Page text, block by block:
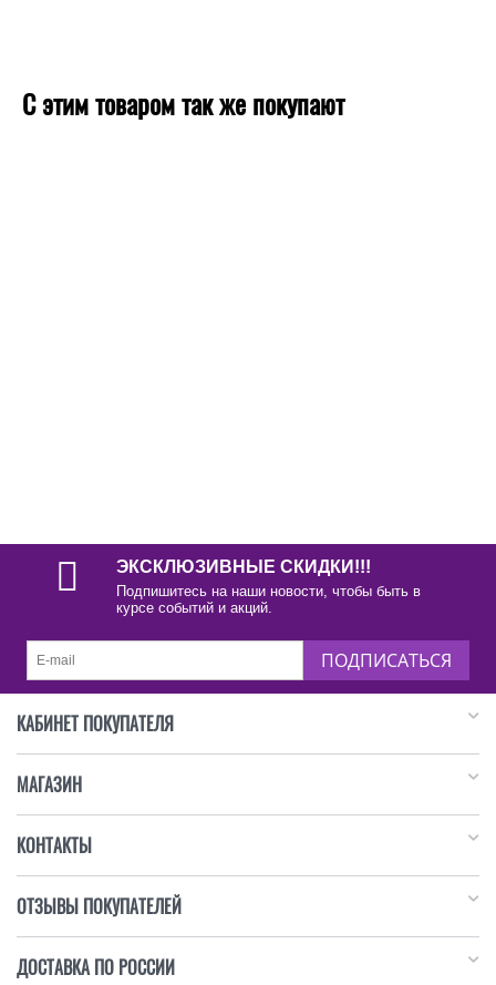
С этим товаром так же покупают
ЭКСКЛЮЗИВНЫЕ СКИДКИ!!!
Подпишитесь на наши новости, чтобы быть в
курсе событий и акций.
ПОДПИСАТЬСЯ
КАБИНЕТ ПОКУПАТЕЛЯ
МАГАЗИН
КОНТАКТЫ
ОТЗЫВЫ ПОКУПАТЕЛЕЙ
ДОСТАВКА ПО РОССИИ